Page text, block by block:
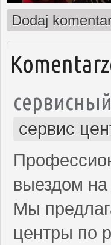
Dodaj
сервис
выездом
Мы
центры по